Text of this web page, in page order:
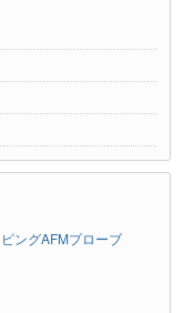
ングAFMプローブ